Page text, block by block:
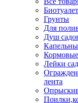
Грунты
Для
Душ
Лейки
лента